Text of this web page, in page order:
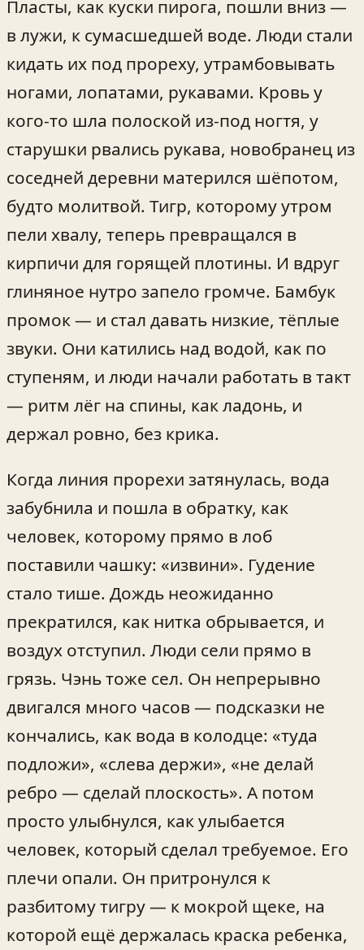
Пласты, как куски пирога, пошли вниз —
в лужи, к сумасшедшей воде. Люди стали
кидать их под прореху, утрамбовывать
ногами, лопатами, рукавами. Кровь у
кого-то шла полоской из-под ногтя, у
старушки рвались рукава, новобранец из
соседней деревни матерился шёпотом,
будто молитвой. Тигр, которому утром
пели хвалу, теперь превращался в
кирпичи для горящей плотины. И вдруг
глиняное нутро запело громче. Бамбук
промок — и стал давать низкие, тёплые
звуки. Они катились над водой, как по
ступеням, и люди начали работать в такт
— ритм лёг на спины, как ладонь, и
держал ровно, без крика.
Когда линия прорехи затянулась, вода
забубнила и пошла в обратку, как
человек, которому прямо в лоб
поставили чашку: «извини». Гудение
стало тише. Дождь неожиданно
прекратился, как нитка обрывается, и
воздух отступил. Люди сели прямо в
грязь. Чэнь тоже сел. Он непрерывно
двигался много часов — подсказки не
кончались, как вода в колодце: «туда
подложи», «слева держи», «не делай
ребро — сделай плоскость». А потом
просто улыбнулся, как улыбается
человек, который сделал требуемое. Его
плечи опали. Он притронулся к
разбитому тигру — к мокрой щеке, на
которой ещё держалась краска ребенка,